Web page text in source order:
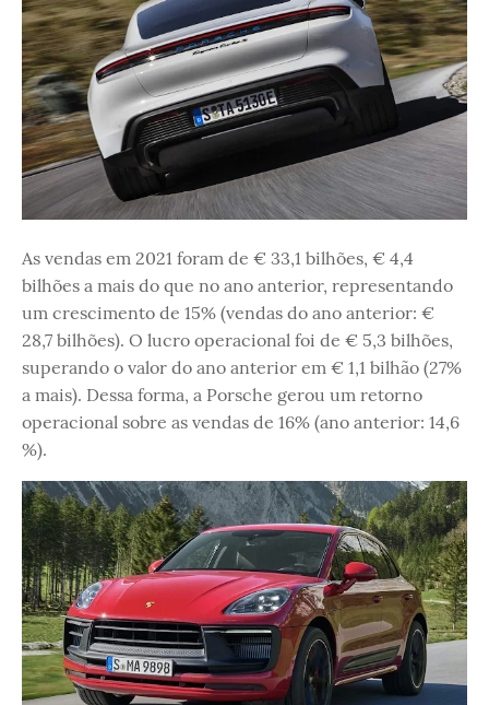
As vendas em 2021 foram de € 33,1 bilhões, € 4,4
bilhões a mais do que no ano anterior, representando
um crescimento de 15% (vendas do ano anterior: €
28,7 bilhões). O lucro operacional foi de € 5,3 bilhões,
superando o valor do ano anterior em € 1,1 bilhão (27%
a mais). Dessa forma, a Porsche gerou um retorno
operacional sobre as vendas de 16% (ano anterior: 14,6
%).